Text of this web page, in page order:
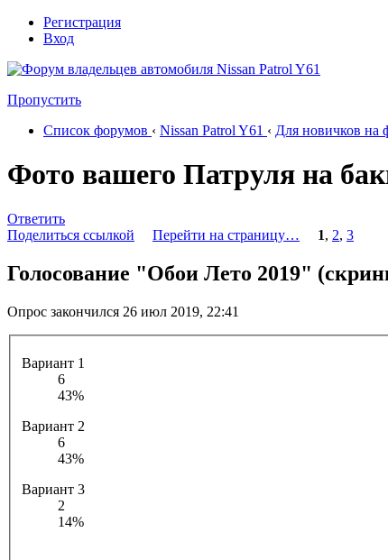
Регистрация
Вход
Пропустить
Список форумов ‹ Nissan Patrol Y61 ‹ Для новичков на
Фото вашего Патруля на
Ответить
Поделиться ссылкой
Перейти на страницу… 1, 2, 3
Голосование "Обои Лето 2019"
Опрос закончился 26 июл 2019, 22:41
Вариант 1
6
43%
Вариант 2
6
43%
Вариант 3
2
14%